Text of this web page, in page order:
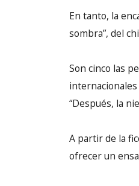
En tanto, la
sombra”, del
Son cinco las
“Después, la
A partir de la
ofrecer un